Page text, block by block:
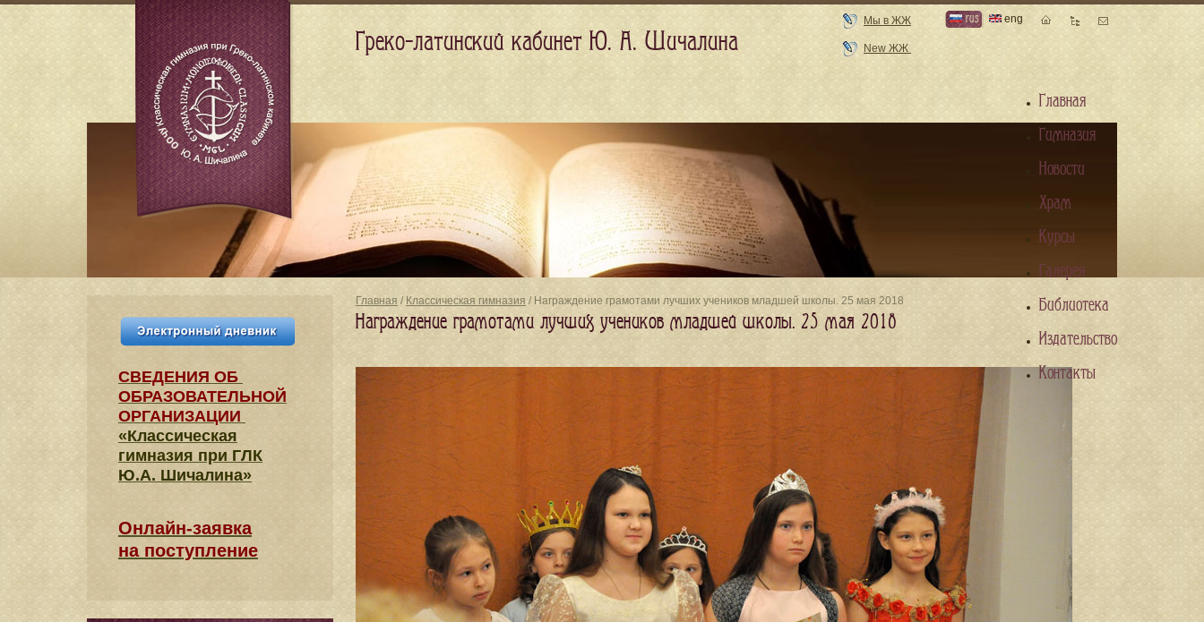
Главная / Классическая гимназия / Награждение грамотами лучших учеников младшей школы. 25 мая 2018
Награждение грамотами лучших учеников младшей школы. 25 мая 2018
СВЕДЕНИЯ​ ОБ
ОБРАЗОВАТЕЛЬНОЙ
ОРГАНИЗАЦИИ
«Классическая
гимназия при ГЛК
Ю.А. Шичалина»
Онлайн-заявка
на поступление
Греко-латинский кабинет Ю. А. Шичалина
Мы в ЖЖ
New ЖЖ
rus eng
Главная
Гимназия
Новости
Храм
Курсы
Галерея
Библиотека
Издательство
Контакты